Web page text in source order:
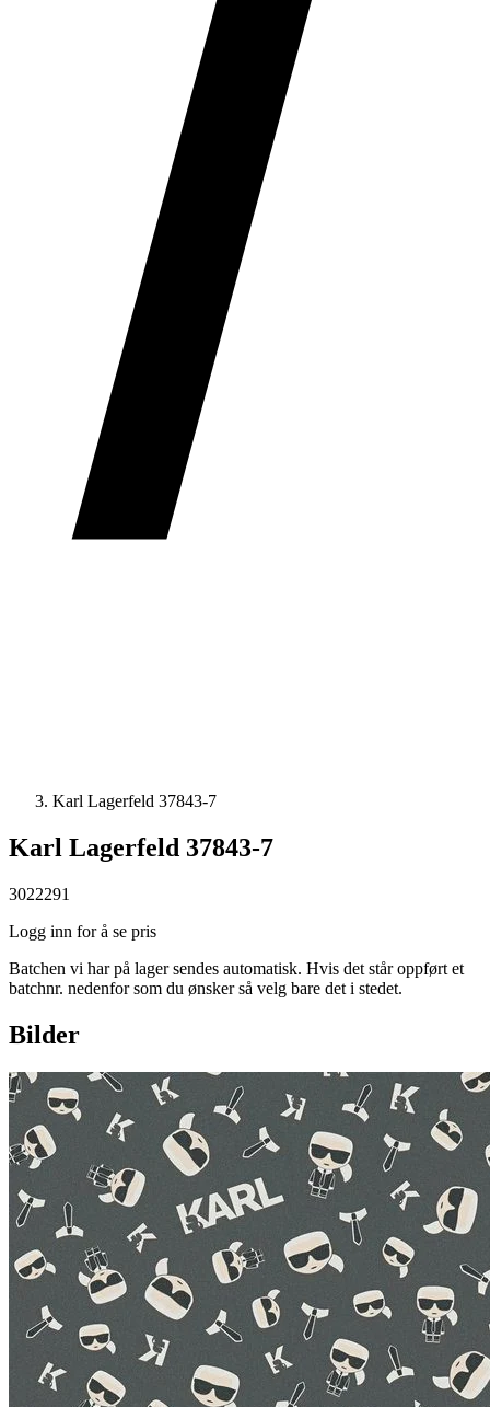
Karl Lagerfeld 37843-7
Karl Lagerfeld 37843-7
3022291
Logg inn for å se pris
Batchen vi har på lager sendes automatisk. Hvis det står oppført et
batchnr. nedenfor som du ønsker så velg bare det i stedet.
Bilder